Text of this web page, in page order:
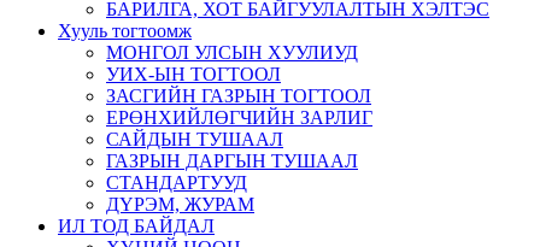
БАРИЛГА, ХОТ БАЙГУУЛАЛТЫН ХЭЛТЭС
Хууль тогтоомж
МОНГОЛ УЛСЫН ХУУЛИУД
УИХ-ЫН ТОГТООЛ
ЗАСГИЙН ГАЗРЫН ТОГТООЛ
ЕРӨНХИЙЛӨГЧИЙН ЗАРЛИГ
САЙДЫН ТУШААЛ
ГАЗРЫН ДАРГЫН ТУШААЛ
СТАНДАРТУУД
ДҮРЭМ, ЖУРАМ
ИЛ ТОД БАЙДАЛ